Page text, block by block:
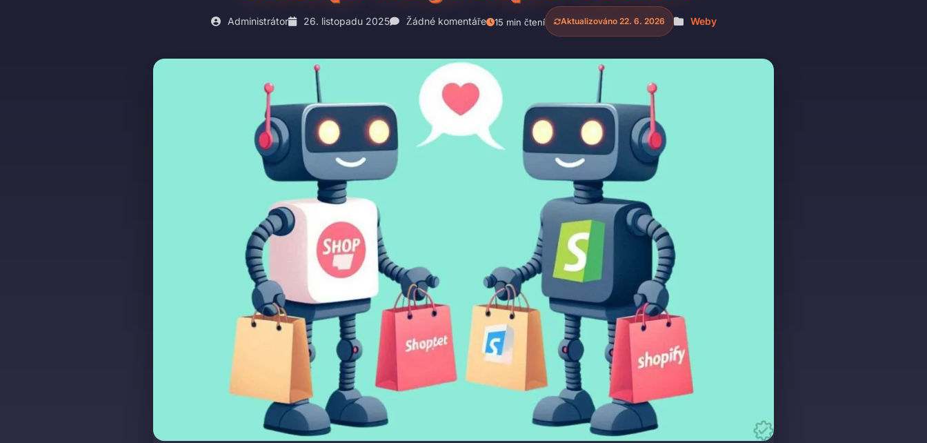
Administrátor 26. listopadu 2025 Žádné komentáře 15 min čtení Aktualizováno 22. 6. 2026 Weby